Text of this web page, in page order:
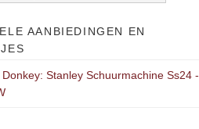
AANBIEDINGEN EN
Donkey: Stanley Schuurmachine Ss24 -